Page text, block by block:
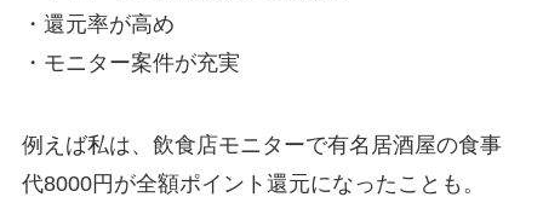
・還元率が高め
・モニター案件が充実
例えば私は、飲食店モニターで有名居酒屋の食事
代8000円が全額ポイント還元になったことも。